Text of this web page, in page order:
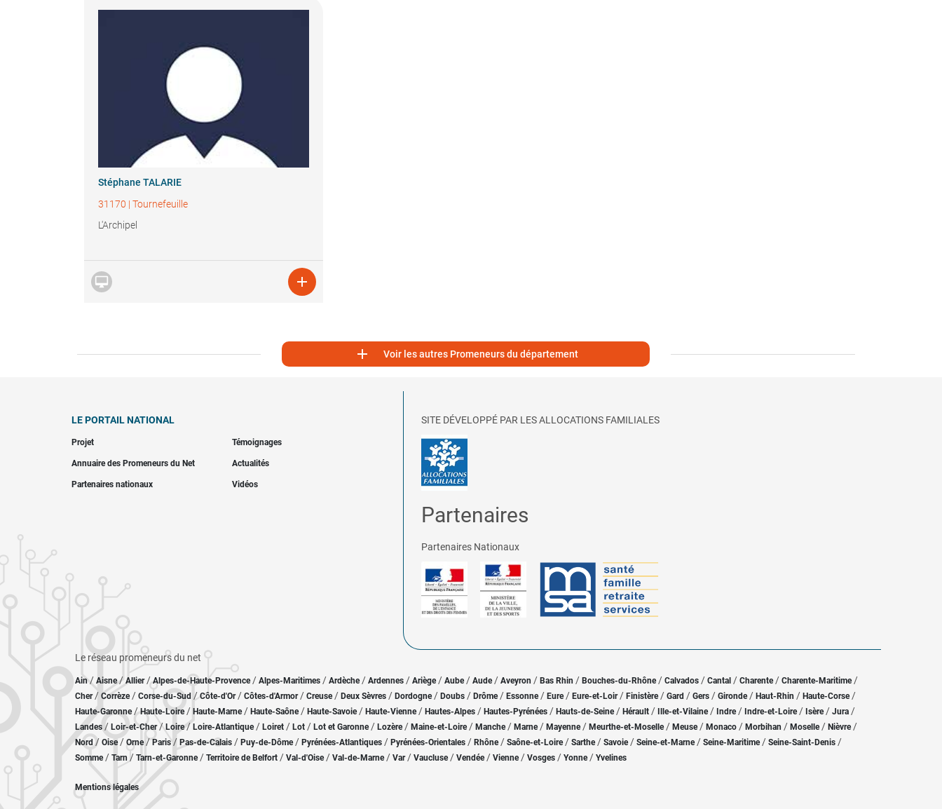
Stéphane TALARIE
31170 | Tournefeuille
L'Archipel
 
 Voir les autres Promeneurs du département
LE PORTAIL NATIONAL
Projet Témoignages
Annuaire des Promeneurs du Net Actualités
Partenaires nationaux Vidéos
SITE DÉVELOPPÉ PAR LES ALLOCATIONS FAMILIALES
Partenaires
Partenaires Nationaux
Le réseau promeneurs du net
Ain/ Aisne/Allier/ Alpes-de-Haute-Provence / Alpes-Maritimes / Ardèche/ Ardennes / Ariège/ Aube/ Aude / Aveyron / Bas Rhin / Bouches-du-Rhône/ Calvados / Cantal / Charente / Charente-Maritime/
Cher / Corrèze/ Corse-du-Sud /Côte-d'Or / Côtes-d'Armor/ Creuse/ Deux Sèvres / Dordogne/ Doubs / Drôme/ Essonne / Eure/ Eure-et-Loir / Finistère/ Gard / Gers / Gironde/ Haut-Rhin / Haute-Corse/
Haute-Garonne/Haute-Loire/ Haute-Marne/ Haute-Saône/ Haute-Savoie/ Haute-Vienne/ Hautes-Alpes / Hautes-Pyrénées / Hauts-de-Seine/ Hérault / Ille-et-Vilaine/ Indre/ Indre-et-Loire/ Isère/ Jura /
Landes / Loir-et-Cher/ Loire/ Loire-Atlantique/ Loiret / Lot / Lot et Garonne/ Lozère / Maine-et-Loire/ Manche/ Marne/ Mayenne/ Meurthe-et-Moselle/ Meuse/ Monaco / Morbihan / Moselle/ Nièvre /
Nord / Oise / Orne/Paris / Pas-de-Calais / Puy-de-Dôme/ Pyrénées-Atlantiques / Pyrénées-Orientales / Rhône/ Saône-et-Loire/ Sarthe/ Savoie/ Seine-et-Marne/ Seine-Maritime/ Seine-Saint-Denis /
Somme/ Tarn / Tarn-et-Garonne/ Territoire de Belfort / Val-d'Oise/ Val-de-Marne/ Var/ Vaucluse/ Vendée/ Vienne/ Vosges / Yonne/ Yvelines
Mentions légales